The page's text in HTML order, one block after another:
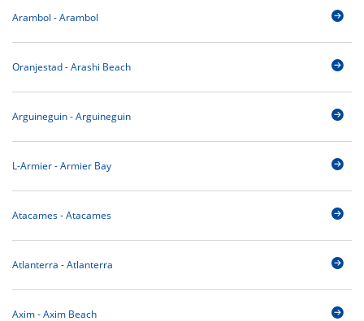
Arambol - Arambol
Oranjestad - Arashi Beach
Arguineguin - Arguineguin
L-Armier - Armier Bay
Atacames - Atacames
Atlanterra - Atlanterra
Axim - Axim Beach